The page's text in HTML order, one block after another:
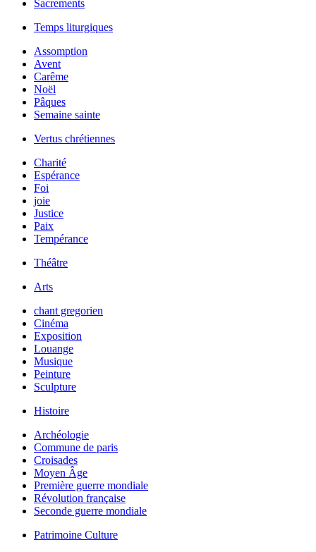
Sacrements
Temps liturgiques
Assomption
Avent
Carême
Noël
Pâques
Semaine sainte
Vertus chrétiennes
Charité
Espérance
Foi
joie
Justice
Paix
Tempérance
Théâtre
Arts
chant gregorien
Cinéma
Exposition
Louange
Musique
Peinture
Sculpture
Histoire
Archéologie
Commune de paris
Croisades
Moyen Âge
Première guerre mondiale
Révolution française
Seconde guerre mondiale
Patrimoine Culture